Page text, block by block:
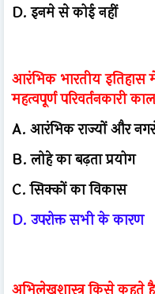
D. इनमे से कोई नहीं
आरंभिक भारतीय इतिहास
महत्वपूर्ण परिवर्तनकारी
A. आरंभिक राज्यों और
B. लोहे का बढ़ता प्रयोग
C. सिक्कों का विकास
D. उपरोक्त सभी के कारण